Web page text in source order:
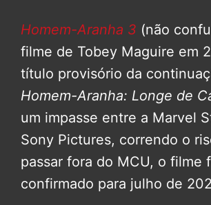
Homem-Aranha 3 (não
filme de Tobey Maguire em
título provisório da
Homem-Aranha: Longe de
um impasse entre a Marvel
Sony Pictures, correndo o
passar fora do MCU, o filme
confirmado para julho de